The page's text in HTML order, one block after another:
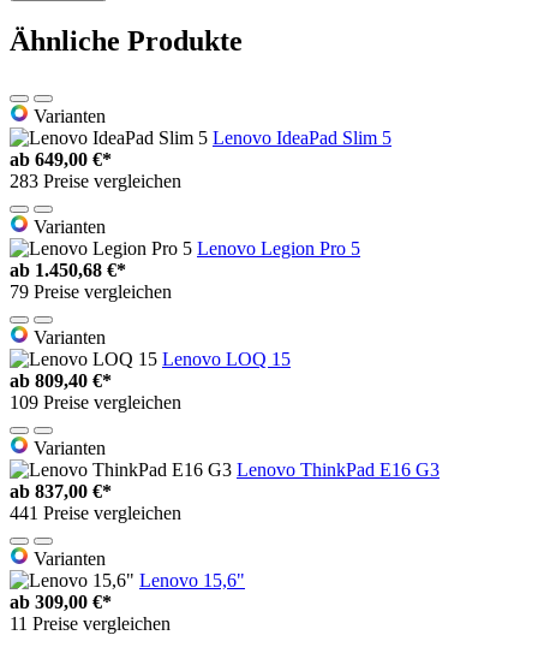
Ähnliche Produkte
Varianten
Lenovo IdeaPad Slim 5
ab 649,00 €*
283 Preise vergleichen
Varianten
Lenovo Legion Pro 5
ab 1.450,68 €*
79 Preise vergleichen
Varianten
Lenovo LOQ 15
ab 809,40 €*
109 Preise vergleichen
Varianten
Lenovo ThinkPad E16 G3
ab 837,00 €*
441 Preise vergleichen
Varianten
Lenovo 15,6"
ab 309,00 €*
11 Preise vergleichen